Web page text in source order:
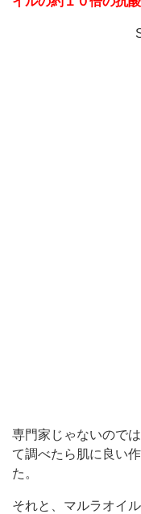
専門家じゃないので
て調べたら肌に良い
た。
それと、マルラオイル